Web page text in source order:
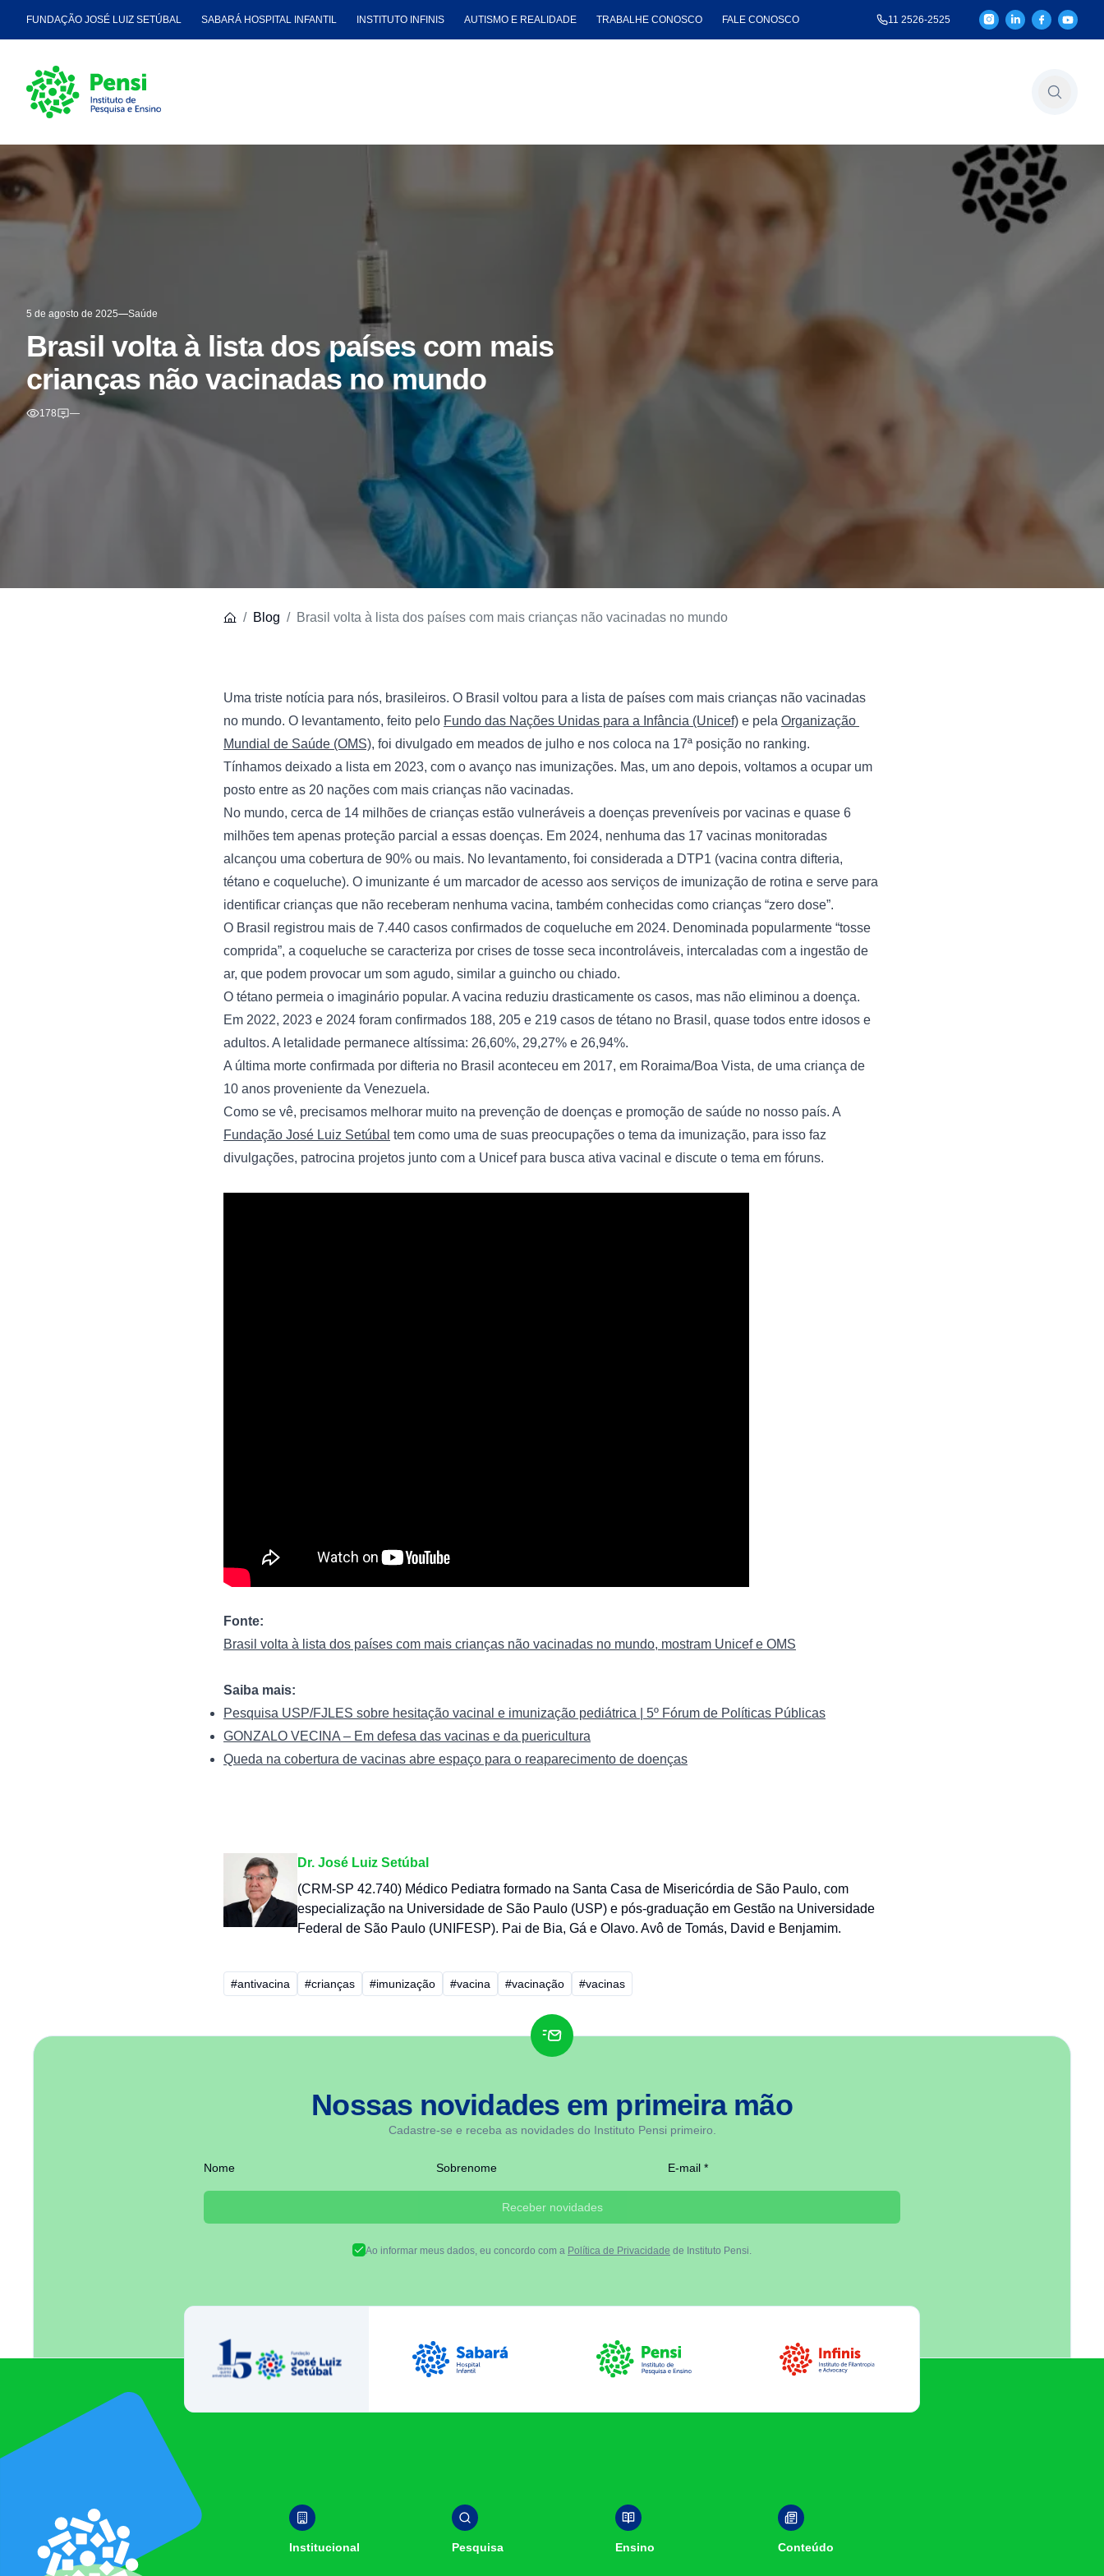
FUNDAÇÃO JOSÉ LUIZ SETÚBAL SABARÁ HOSPITAL INFANTIL INSTITUTO INFINIS AUTISMO E REALIDADE TRABALHE CONOSCO FALE CONOSCO 11 2526-2525
5 de agosto de 2025 Saúde
Brasil volta à lista dos países com mais
crianças não vacinadas no mundo
178 —
Blog Brasil volta à lista dos países com mais crianças não vacinadas no mundo
Uma triste notícia para nós, brasileiros. O Brasil voltou para a lista de países com mais crianças não vacinadas
no mundo. O levantamento, feito pelo Fundo das Nações Unidas para a Infância (Unicef) e pela Organização
Mundial de Saúde (OMS), foi divulgado em meados de julho e nos coloca na 17ª posição no ranking.
Tínhamos deixado a lista em 2023, com o avanço nas imunizações. Mas, um ano depois, voltamos a ocupar um
posto entre as 20 nações com mais crianças não vacinadas.
No mundo, cerca de 14 milhões de crianças estão vulneráveis a doenças preveníveis por vacinas e quase 6
milhões tem apenas proteção parcial a essas doenças. Em 2024, nenhuma das 17 vacinas monitoradas
alcançou uma cobertura de 90% ou mais. No levantamento, foi considerada a DTP1 (vacina contra difteria,
tétano e coqueluche). O imunizante é um marcador de acesso aos serviços de imunização de rotina e serve para
identificar crianças que não receberam nenhuma vacina, também conhecidas como crianças “zero dose”.
O Brasil registrou mais de 7.440 casos confirmados de coqueluche em 2024. Denominada popularmente “tosse
comprida”, a coqueluche se caracteriza por crises de tosse seca incontroláveis, intercaladas com a ingestão de
ar, que podem provocar um som agudo, similar a guincho ou chiado.
O tétano permeia o imaginário popular. A vacina reduziu drasticamente os casos, mas não eliminou a doença.
Em 2022, 2023 e 2024 foram confirmados 188, 205 e 219 casos de tétano no Brasil, quase todos entre idosos e
adultos. A letalidade permanece altíssima: 26,60%, 29,27% e 26,94%.
A última morte confirmada por difteria no Brasil aconteceu em 2017, em Roraima/Boa Vista, de uma criança de
10 anos proveniente da Venezuela.
Fundação José Luiz Setúbal tem como uma de suas preocupações o tema da imunização, para isso faz
divulgações, patrocina projetos junto com a Unicef para busca ativa vacinal e discute o tema em fóruns.
Fonte:
Brasil volta à lista dos países com mais crianças não vacinadas no mundo, mostram Unicef e OMS
Saiba mais:
Pesquisa USP/FJLES sobre hesitação vacinal e imunização pediátrica | 5º Fórum de Políticas Públicas
GONZALO VECINA – Em defesa das vacinas e da puericultura
Queda na cobertura de vacinas abre espaço para o reaparecimento de doenças
Dr. José Luiz Setúbal
(CRM-SP 42.740) Médico Pediatra formado na Santa Casa de Misericórdia de São Paulo, com
especialização na Universidade de São Paulo (USP) e pós-graduação em Gestão na Universidade
Federal de São Paulo (UNIFESP). Pai de Bia, Gá e Olavo. Avô de Tomás, David e Benjamim.
#antivacina #crianças #imunização #vacina #vacinação #vacinas
Nossas novidades em primeira mão
Cadastre-se e receba as novidades do Instituto Pensi primeiro.
Nome Sobrenome E-mail *
Receber novidades
Ao informar meus dados, eu concordo com a Política de Privacidade de Instituto Pensi.
Fundação José Luiz Egydio SetúbalSabará Hospital Infantil Instituto Pensi Infinis
Institucional Pesquisa Ensino Conteúdo